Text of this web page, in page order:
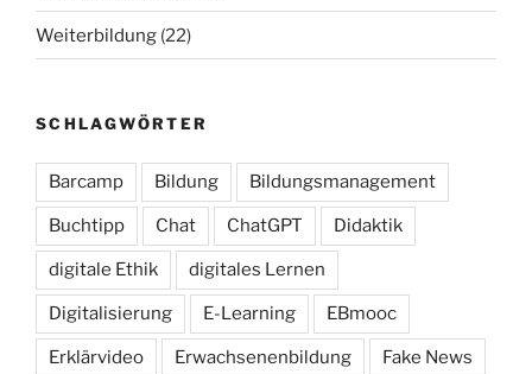
Weiterbildung (22)
SCHLAGWÖRTER
Barcamp Bildung Bildungsmanagement
Buchtipp Chat ChatGPT Didaktik
digitale Ethik digitales Lernen
Digitalisierung E-Learning EBmooc
Erklärvideo Erwachsenenbildung Fake News